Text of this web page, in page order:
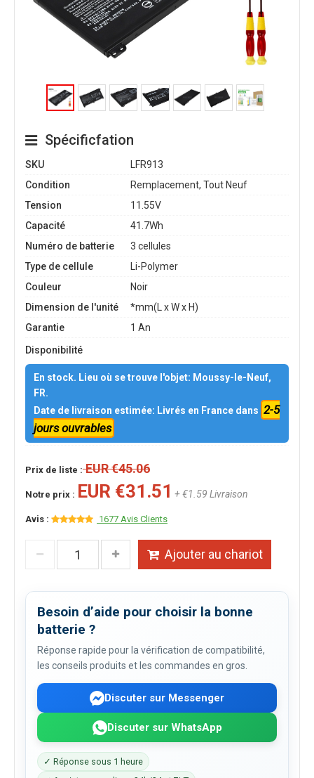
Spécificfation
SKU
LFR913
Condition
Remplacement, Tout Neuf
Tension
11.55V
Capacité
41.7Wh
Numéro de batterie
3 cellules
Type de cellule
Li-Polymer
Couleur
Noir
Dimension de l'unité
*mm(L x W x H)
Garantie
1 An
Disponibilité
En stock. Lieu où se trouve l'objet: Moussy-le-Neuf,
FR.
Date de livraison estimée: Livrés en France dans 2-5
jours ouvrables
Prix de liste :EUR €45.06
Notre prix : EUR €31.51 + €1.59 Livraison
Avis : 1677 Avis Clients
Ajouter au chariot
Besoin d’aide pour choisir la bonne
batterie ?
Réponse rapide pour la vérification de compatibilité,
les conseils produits et les commandes en gros.
Discuter sur Messenger
Discuter sur WhatsApp
✓ Réponse sous 1 heure